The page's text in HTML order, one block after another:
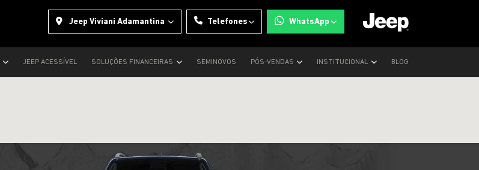
Jeep Viviani Adamantina Telefones WhatsApp
JEEP ACESSÍVEL SOLUÇÕES FINANCEIRAS SEMINOVOS PÓS-VENDAS INSTITUCIONAL BLOG